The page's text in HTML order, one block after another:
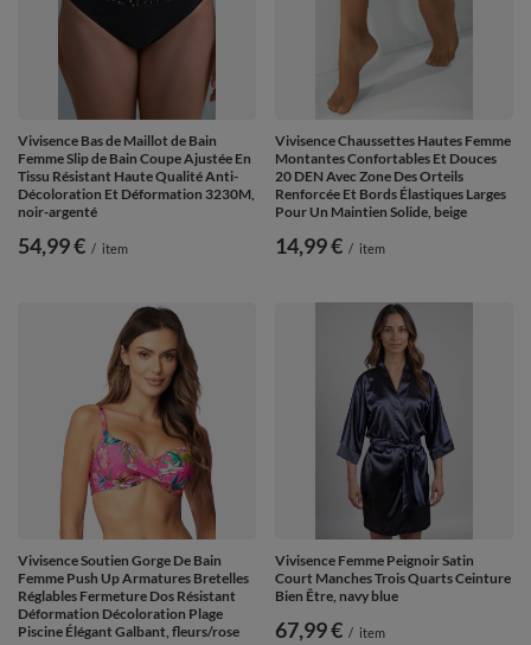
Vivisence Bas de Maillot de Bain
Femme Slip de Bain Coupe Ajustée En
Tissu Résistant Haute Qualité Anti-
Décoloration Et Déformation 3230M,
noir-argenté
54,99 € / item
Vivisence Chaussettes Hautes Femme
Montantes Confortables Et Douces
20 DEN Avec Zone Des Orteils
Renforcée Et Bords Élastiques Larges
Pour Un Maintien Solide, beige
14,99 € / item
Vivisence Soutien Gorge De Bain
Femme Push Up Armatures Bretelles
Réglables Fermeture Dos Résistant
Déformation Décoloration Plage
Piscine Élégant Galbant, fleurs/rose
Vivisence Femme Peignoir Satin
Court Manches Trois Quarts Ceinture
Bien Être, navy blue
67,99 € / item